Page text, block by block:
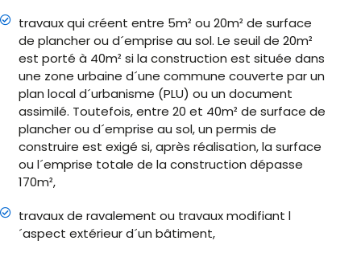
travaux qui créent entre 5m² ou 20m² de surface
de plancher ou d´emprise au sol. Le seuil de 20m²
est porté à 40m² si la construction est située dans
une zone urbaine d´une commune couverte par un
plan local d´urbanisme (PLU) ou un document
assimilé. Toutefois, entre 20 et 40m² de surface de
plancher ou d´emprise au sol, un permis de
construire est exigé si, après réalisation, la surface
ou l´emprise totale de la construction dépasse
170m²,
travaux de ravalement ou travaux modifiant l
´aspect extérieur d´un bâtiment,